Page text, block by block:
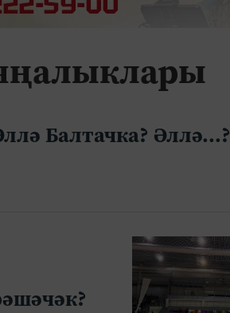
Балтачка? Әллә...?